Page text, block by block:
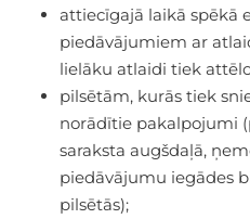
attiecīgajā laikā spēkā
piedāvājumiem ar
lielāku atlaidi tiek
pilsētām, kurās tiek
norādītie pakalpojumi
saraksta augšdaļā,
piedāvājumu iegādes
pilsētās);